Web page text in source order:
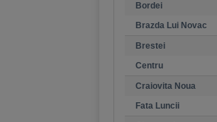
Bordei
Brazda Lui Novac
Brestei
Centru
Craiovita Noua
Fata Luncii